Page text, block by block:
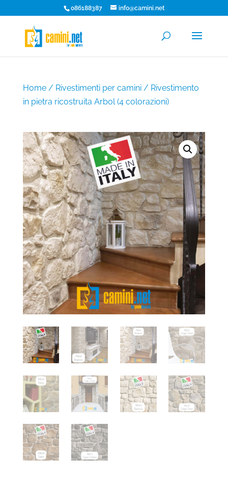
086188387 info@camini.net
Home/ Rivestimenti per camini/ Rivestimento
in pietra ricostruita Arbol (4 colorazioni)